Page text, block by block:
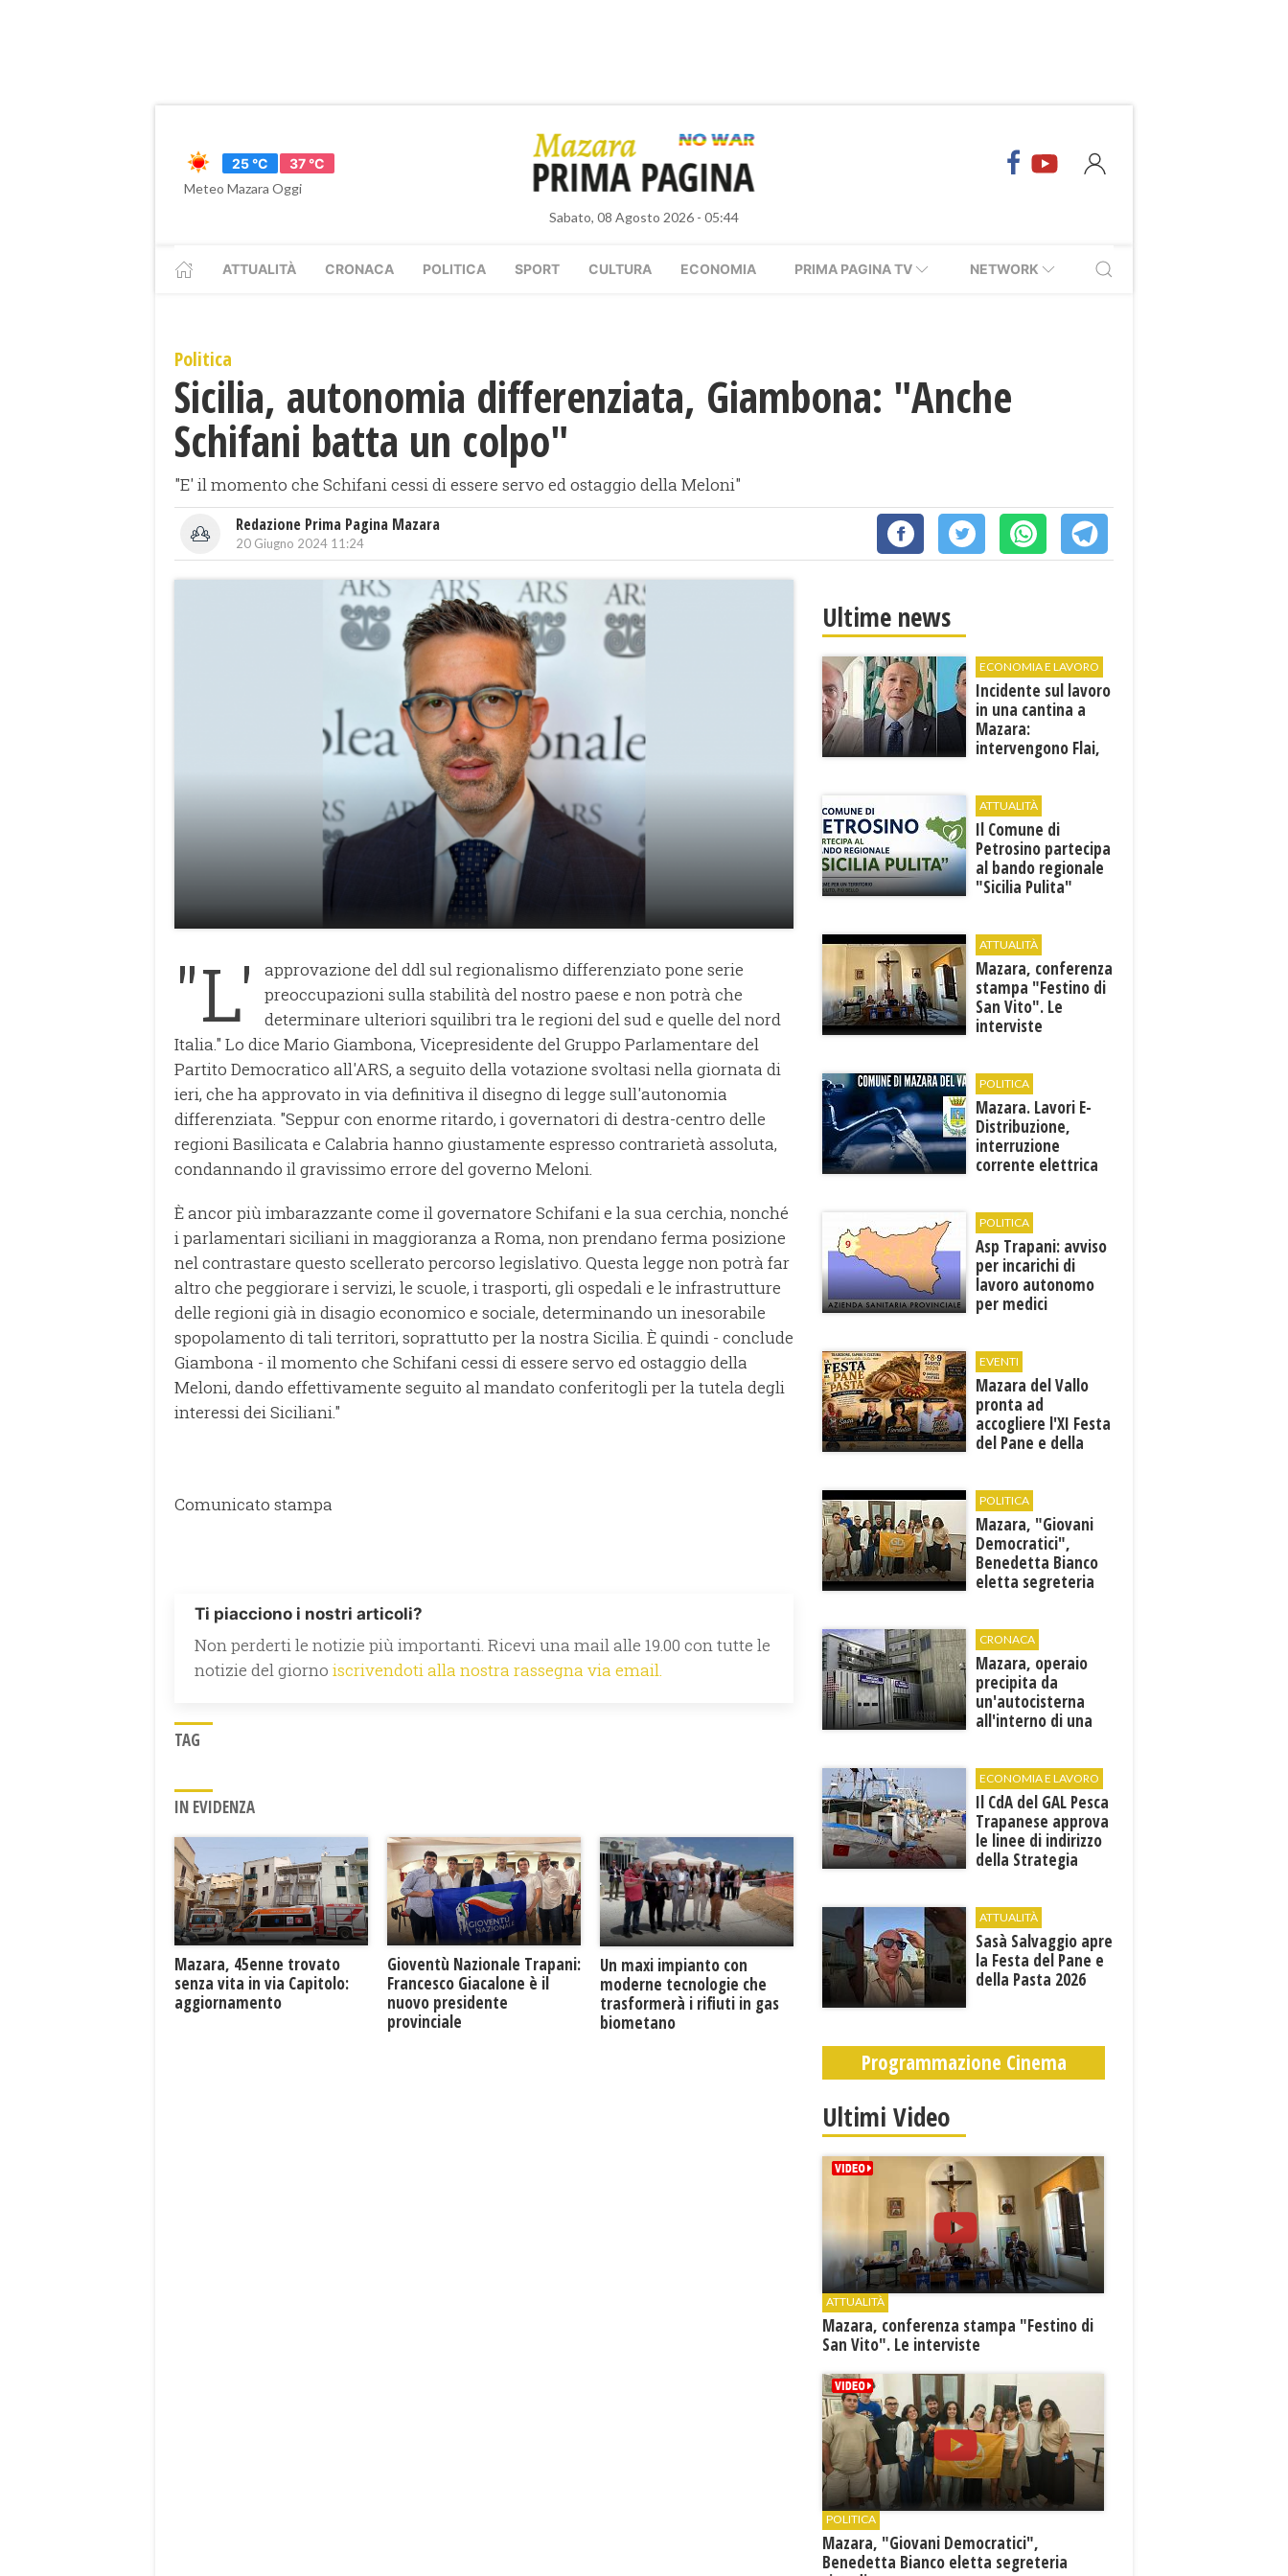
25 °C
37 °C
Meteo Mazara Oggi
Sabato, 08 Agosto 2026 - 05:44
ATTUALITÀ CRONACA POLITICA SPORT CULTURA ECONOMIA PRIMA PAGINA TV NETWORK
Politica
​Sicilia, autonomia differenziata, Giambona: "Anche
Schifani batta un colpo"
"E' il momento che Schifani cessi di essere servo ed ostaggio della Meloni"
Redazione Prima Pagina Mazara
20 Giugno 2024 11:24
"L'
approvazione del ddl sul regionalismo differenziato pone serie
preoccupazioni sulla stabilità del nostro paese e non potrà che
determinare ulteriori squilibri tra le regioni del sud e quelle del nord
Italia." Lo dice Mario Giambona, Vicepresidente del Gruppo Parlamentare del
Partito Democratico all'ARS, a seguito della votazione svoltasi nella giornata di
ieri, che ha approvato in via definitiva il disegno di legge sull'autonomia
differenziata. "Seppur con enorme ritardo, i governatori di destra-centro delle
regioni Basilicata e Calabria hanno giustamente espresso contrarietà assoluta,
condannando il gravissimo errore del governo Meloni.
È ancor più imbarazzante come il governatore Schifani e la sua cerchia, nonché
i parlamentari siciliani in maggioranza a Roma, non prendano ferma posizione
nel contrastare questo scellerato percorso legislativo. Questa legge non potrà far
altro che peggiorare i servizi, le scuole, i trasporti, gli ospedali e le infrastrutture
delle regioni già in disagio economico e sociale, determinando un inesorabile
spopolamento di tali territori, soprattutto per la nostra Sicilia. È quindi - conclude
Giambona - il momento che Schifani cessi di essere servo ed ostaggio della
Meloni, dando effettivamente seguito al mandato conferitogli per la tutela degli
interessi dei Siciliani."
Comunicato stampa
Ti piacciono i nostri articoli?
Non perderti le notizie più importanti. Ricevi una mail alle 19.00 con tutte le
notizie del giorno iscrivendoti alla nostra rassegna via email.
TAG
IN EVIDENZA
Mazara, 45enne trovato
senza vita in via Capitolo:
aggiornamento
Gioventù Nazionale Trapani:
Francesco Giacalone è il
nuovo presidente
provinciale
Un maxi impianto con
moderne tecnologie che
trasformerà i rifiuti in gas
biometano
Ultime news
ECONOMIA E LAVORO
Incidente sul lavoro
in una cantina a
Mazara:
intervengono Flai,
ATTUALITÀ
​Il Comune di
Petrosino partecipa
al bando regionale
"Sicilia Pulita"
ATTUALITÀ
Mazara, conferenza
stampa "Festino di
San Vito". Le
interviste
POLITICA
Mazara. Lavori E-
Distribuzione,
interruzione
corrente elettrica
POLITICA
Asp Trapani: avviso
per incarichi di
lavoro autonomo
per medici
EVENTI
Mazara del Vallo
pronta ad
accogliere l'XI Festa
del Pane e della
POLITICA
Mazara, "Giovani
Democratici",
Benedetta Bianco
eletta segreteria
CRONACA
Mazara, operaio
precipita da
un'autocisterna
all'interno di una
Sofia"
ECONOMIA E LAVORO
Il CdA del GAL Pesca
Trapanese approva
le linee di indirizzo
della Strategia
ATTUALITÀ
Sasà Salvaggio apre
la Festa del Pane e
della Pasta 2026
Programmazione Cinema
Ultimi Video
ATTUALITÀ
Mazara, conferenza stampa "Festino di
San Vito". Le interviste
POLITICA
Mazara, "Giovani Democratici",
Benedetta Bianco eletta segreteria